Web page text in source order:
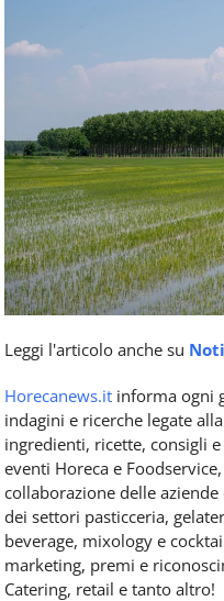
Leggi l'articolo anche su
Horecanews.it informa ogni
indagini e ricerche legate
ingredienti, ricette, consigli
eventi Horeca e
collaborazione delle
dei settori pasticceria,
beverage, mixology e
marketing, premi e
Catering, retail e tanto altro!